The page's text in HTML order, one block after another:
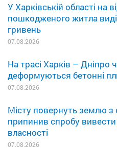
У Харківській області на
пошкодженого житла
гривень
07.08.2026
На трасі Харків – Дніпро
деформуються бетонні
07.08.2026
Місту повернуть землю з
припинив спробу вивести
власності
07.08.2026